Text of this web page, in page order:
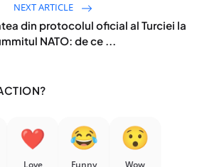
NEXT ARTICLE
din protocolul oficial al Turciei la
NATO: de ce ...
Love Funny Wow